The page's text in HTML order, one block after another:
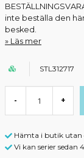
inte beställa den
besked.
Läs mer
STL312717
- +
Hämta i butik utan
Vi kan serier sedan